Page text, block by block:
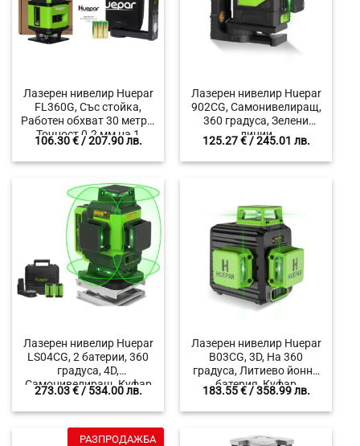
Лазерен нивелир Huepar
FL360G, Със стойка,
Работен обхват 30 метра,
Точност 0.2 мм на 1
метър
106.30€/ 207.90 лв.
Лазерен нивелир Huepar
902CG, Самонивелиращ,
360 градуса, Зелени
линии
125.27€/ 245.01 лв.
Лазерен нивелир Huepar
LS04CG, 2 батерии, 360
градуса, 4D,
Самонивелиращ, Куфар
273.03€/ 534.00 лв.
Лазерен нивелир Huepar
B03CG, 3D, На 360
градуса, Литиево йонна
батерия, Куфар
183.55€/ 358.99 лв.
РАЗПРОДАЖБА